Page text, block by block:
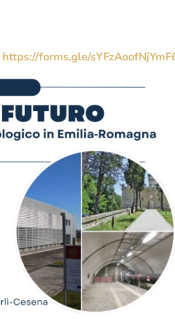
https://forms.gle/